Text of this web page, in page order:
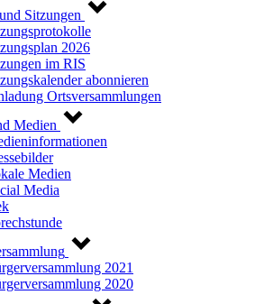
Sitzungen
2026
im RIS
abonnieren
Ortsversammlungen
Medien
Medien
Media
2021
2020